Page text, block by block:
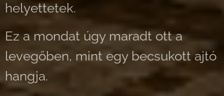
helyettetek.
Ez a mondat úgy maradt ott a
levegőben, mint egy becsukott ajtó
hangja.